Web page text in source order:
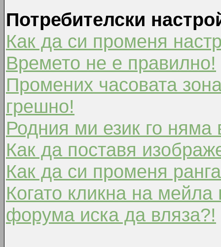
Потребителски
Как да си променя
Времето не е правилно!
Промених часовата
грешно!
Родния ми език го няма
Как да поставя
Как да си променя
Когато кликна на
форума иска да вляза?!